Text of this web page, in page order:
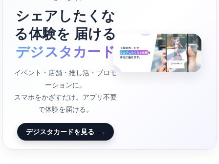
シェアしたくな
る体験を 届ける
デジスタカード
イベント・店舗・推し活・プロモ
ーションに。
スマホをかざすだけ。アプリ不要
で体験を届ける。
デジスタカードを見る →